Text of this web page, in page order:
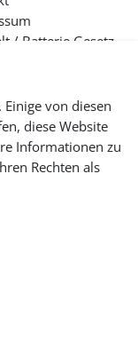
von diesen
diese Website
Informationen zu
Rechten als
/ Batterie Gesetz